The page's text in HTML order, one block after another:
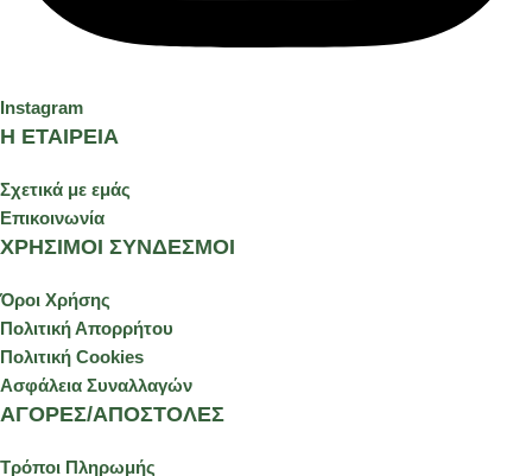
Instagram
Η ΕΤΑΙΡΕΙΑ
Σχετικά με εμάς
Επικοινωνία
ΧΡΗΣΙΜΟΙ ΣΥΝΔΕΣΜΟΙ
Όροι Χρήσης
Πολιτική Απορρήτου
Πολιτική Cookies
Ασφάλεια Συναλλαγών
ΑΓΟΡΕΣ/ΑΠΟΣΤΟΛΕΣ
Τρόποι Πληρωμής